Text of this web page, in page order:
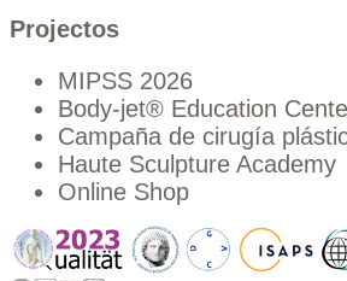
Projectos
MIPSS 2026
Body-jet® Education
Campaña de cirugía
Haute Sculpture Academy
Online Shop